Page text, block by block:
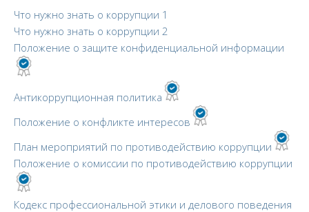
Что нужно знать о коррупции 1
Что нужно знать о коррупции 2
Положение о защите конфиденциальной информации
Антикоррупционная политика
Положение о конфликте интересов
План мероприятий по противодействию коррупции
Положение о комиссии по противодействию коррупции
Кодекс профессиональной этики и делового поведения